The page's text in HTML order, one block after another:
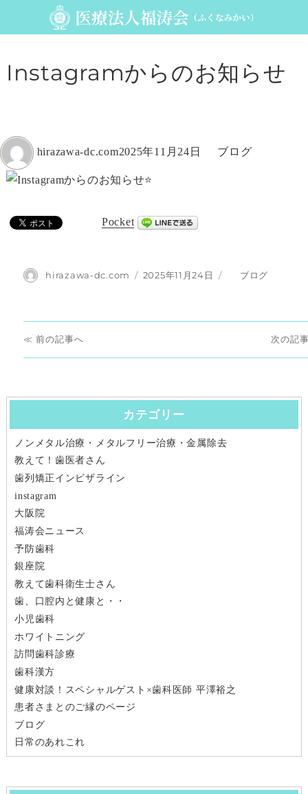
Instagramからのお知らせ
者
hirazawa-dc.com投
2025年11月24日
カ
ブログ
Pocket
投
hirazawa-dc.com
投
2025年11月24日
カ
ブログ
投
稿
ナ
ゲ
ー
シ
ョ
ン
前
前
投
次
次
投
稿:
カテゴリー
ノンメタル治療・メタルフリー治療・金属除去
教えて！歯医者さん
歯列矯正インビザライン
instagram
大阪院
福涛会ニュース
予防歯科
銀座院
教えて歯科衛生士さん
歯、口腔内と健康と・・
小児歯科
ホワイトニング
訪問歯科診療
歯科漢方
健康対談！スペシャルゲスト×歯科医師 平澤裕之
患者さまとのご縁のページ
ブログ
日常のあれこれ